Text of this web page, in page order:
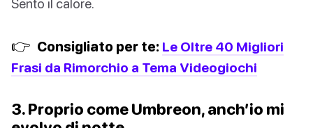
Sento il calore.
👉 Consigliato per te: Le Oltre 40 Migliori
Frasi da Rimorchio a Tema Videogiochi
3. Proprio come Umbreon, anch’io mi